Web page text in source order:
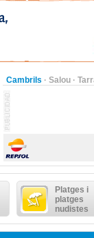
Cambrils · Salou ·
Platges i
platges
nudistes